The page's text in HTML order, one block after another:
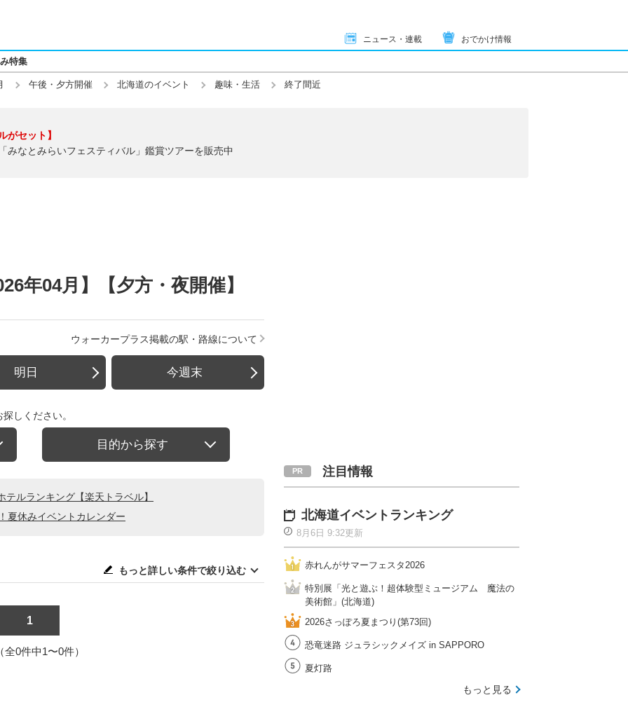
ニュース・連載 おでかけ情報
特集
午後・夕方開催 北海道のイベント 趣味・生活 終了間近
がセット】
みなとみらいフェスティバル」鑑賞ツアーを販売中
年04月】【夕方・夜開催】
ウォーカープラス掲載の駅・路線について
明日 今週末
しください。
目的から探す
ルランキング【楽天トラベル】
夏休みイベントカレンダー
もっと詳しい条件で絞り込む
1
全0件中1〜0件）
注目情報
北海道イベントランキング
8月6日 9:32更新
赤れんがサマーフェスタ2026
特別展「光と遊ぶ！超体験型ミュージアム 魔法の
美術館」(北海道)
2026さっぽろ夏まつり(第73回)
恐竜迷路 ジュラシックメイズ in SAPPORO
夏灯路
もっと見る